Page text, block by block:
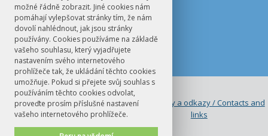
možné řádně zobrazit. Jiné cookies nám
pomáhají vylepšovat stránky tím, že nám
dovolí nahlédnout, jak jsou stránky
používány. Cookies používáme na základě
vašeho souhlasu, který vyjadřujete
nastavením svého internetového
prohlížeče tak, že ukládání těchto cookies
umožňuje. Pokud si přejete svůj souhlas s
používáním těchto cookies odvolat,
proveďte prosím příslušné nastavení
vašeho internetového prohlížeče.
germanoslavistika@ff.cuni.cz
© FF UK 2026
Germanoslavistika / Germanic and
Slavic Studies
Kontakty a odkazy / Contacts and
links
Studium a výzkum / Studying and